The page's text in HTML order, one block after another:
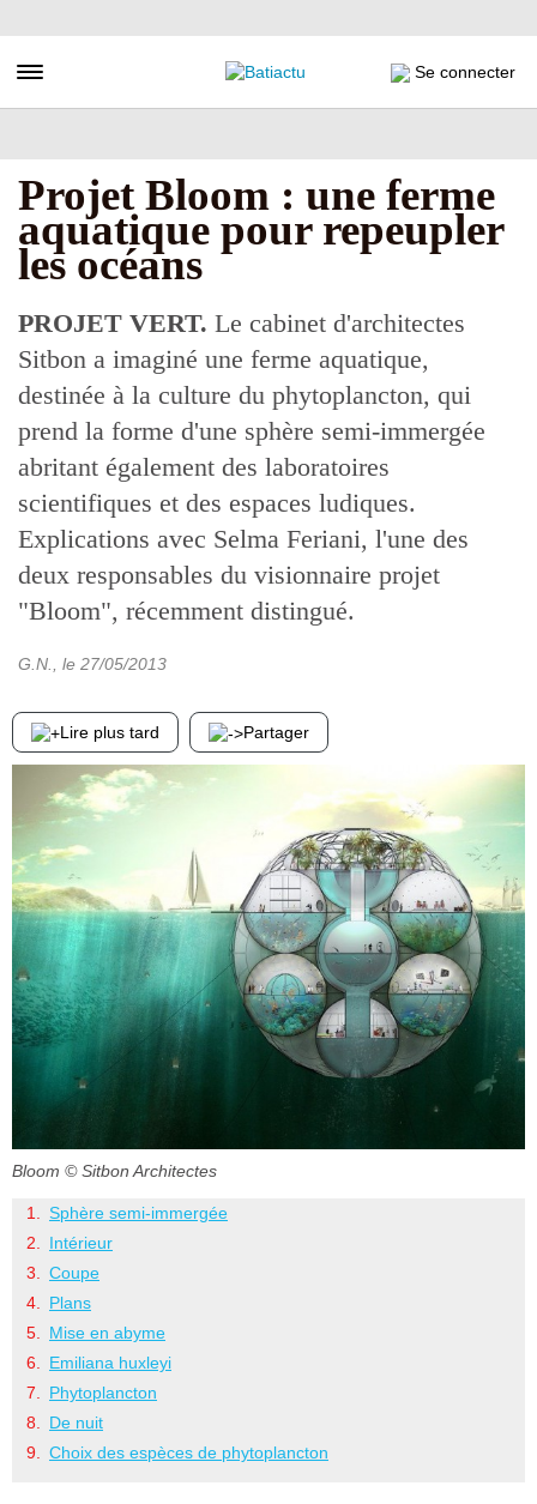
au
principal
Toggle navigation Se connecter
Projet Bloom : une ferme
aquatique pour repeupler
les océans
PROJET VERT. Le cabinet d'architectes
Sitbon a imaginé une ferme aquatique,
destinée à la culture du phytoplancton, qui
prend la forme d'une sphère semi-immergée
abritant également des laboratoires
scientifiques et des espaces ludiques.
Explications avec Selma Feriani, l'une des
deux responsables du visionnaire projet
"Bloom", récemment distingué.
G.N. , le 27/05/2013
Lire plus tard Partager
Bloom © Sitbon Architectes
Sphère semi-immergée
Intérieur
Coupe
Plans
Mise en abyme
Emiliana huxleyi
Phytoplancton
De nuit
Choix des espèces de phytoplancton